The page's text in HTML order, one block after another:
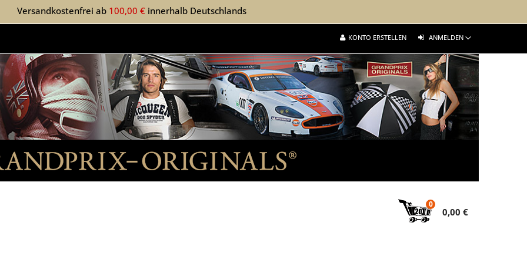
Versandkostenfrei ab 100,00 € innerhalb Deutschlands
ANMELDEN
KONTO ERSTELLEN
0,00 €
0